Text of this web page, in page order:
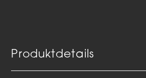
Produktdetails